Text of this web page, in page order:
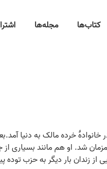
کتاب‌ها مجله‌ها
در سال ۱۳۰۶ در روستای دارستن در
زندان بار دیگر به حزب